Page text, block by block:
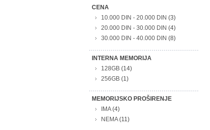
CENA
10.000 DIN - 20.000 DIN (3)
20.000 DIN - 30.000 DIN (4)
30.000 DIN - 40.000 DIN (8)
INTERNA MEMORIJA
128GB (14)
256GB (1)
MEMORIJSKO PROŠIRENJE
IMA(4)
NEMA(11)